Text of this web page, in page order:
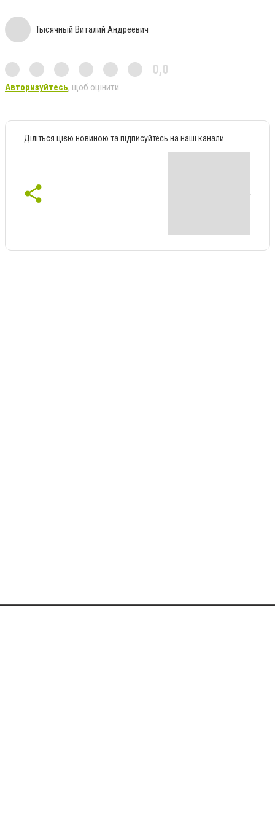
Тысячный Виталий Андреевич
0,0
Авторизуйтесь, щоб оцінити
Діліться цією новиною та підписуйтесь на наші канали